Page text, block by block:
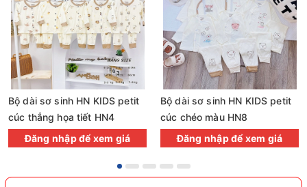
Bộ dài sơ sinh HN KIDS petit
cúc thẳng họa tiết HN4
Đăng nhập để xem giá
Bộ dài sơ sinh HN KIDS petit
cúc chéo màu HN8
Đăng nhập để xem giá